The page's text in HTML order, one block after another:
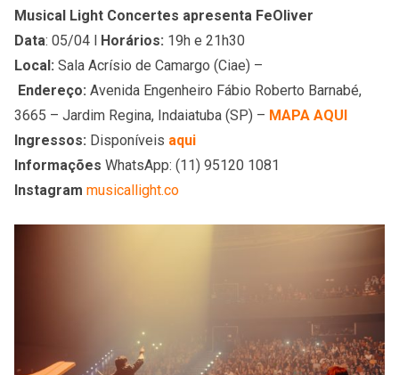
Musical Light Concertes apresenta FeOliver
Data: 05/04 l Horários: 19h e 21h30
Local: Sala Acrísio de Camargo (Ciae) –
Endereço: Avenida Engenheiro Fábio Roberto Barnabé,
3665 – Jardim Regina, Indaiatuba (SP) – MAPA AQUI
Ingressos: Disponíveis aqui
Informações WhatsApp: (11) 95120 1081
Instagram musicallight.co